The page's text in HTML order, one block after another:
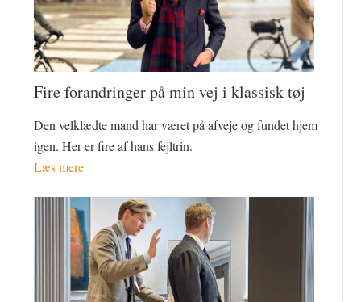
Fire forandringer på min vej i klassisk tøj
Den velklædte mand har været på afveje og fundet hjem
igen. Her er fire af hans fejltrin.
Læs mere